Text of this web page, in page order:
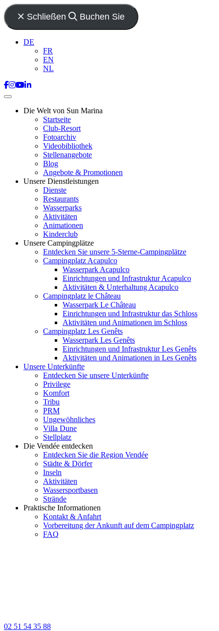
Schließen Buchen Sie
DE
FR
EN
NL
Die Welt von Sun Marina
Startseite
Club-Resort
Fotoarchiv
Videobibliothek
Stellenangebote
Blog
Angebote & Promotionen
Unsere Dienstleistungen
Dienste
Restaurants
Wasserparks
Aktivitäten
Animationen
Kinderclub
Unsere Campingplätze
Entdecken Sie unsere 5-Sterne-Campingplätze
Campingplatz Acapulco
Wasserpark Acapulco
Einrichtungen und Infrastruktur Acapulco
Aktivitäten & Unterhaltung Acapulco
Campingplatz le Château
Wasserpark Le Château
Einrichtungen und Infrastruktur das Schloss
Aktivitäten und Animationen im Schloss
Campingplatz Les Genêts
Wasserpark Les Genêts
Einrichtungen und Infrastruktur Les Genêts
Aktivitäten und Animationen in Les Genêts
Unsere Unterkünfte
Entdecken Sie unsere Unterkünfte
Privilege
Komfort
Tribu
PRM
Ungewöhnliches
Villa Dune
Stellplatz
Die Vendée entdecken
Entdecken Sie die Region Vendée
Städte & Dörfer
Inseln
Aktivitäten
Wassersportbasen
Strände
Praktische Informationen
Kontakt & Anfahrt
Vorbereitung der Ankunft auf dem Campingplatz
FAQ
02 51 54 35 88